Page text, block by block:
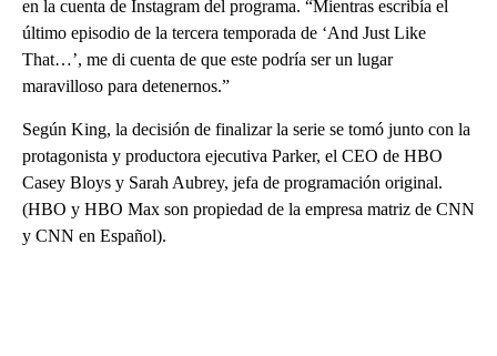
en la cuenta de Instagram del programa. “Mientras escribía el
último episodio de la tercera temporada de ‘And Just Like
That…’, me di cuenta de que este podría ser un lugar
maravilloso para detenernos.”
Según King, la decisión de finalizar la serie se tomó junto con la
protagonista y productora ejecutiva Parker, el CEO de HBO
Casey Bloys y Sarah Aubrey, jefa de programación original.
(HBO y HBO Max son propiedad de la empresa matriz de CNN
y CNN en Español).